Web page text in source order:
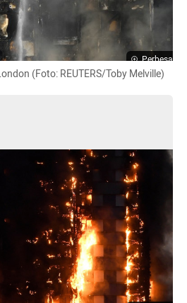
Perbesar
(Foto: REUTERS/Toby Melville)